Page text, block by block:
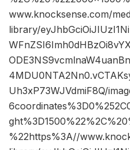
www.knocksense.com/
library/
Uh3xP73WJVdmiF8Q/
%22https%3A//